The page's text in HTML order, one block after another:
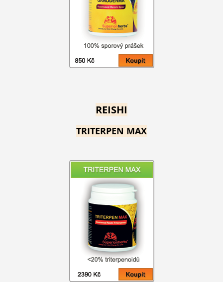
REISHI
TRITERPEN MAX